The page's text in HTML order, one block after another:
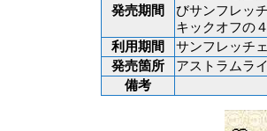
発売期間
びサンフレッ
キックオフの
利用期間
サンフレッチ
発売箇所
アストラムラ
備考